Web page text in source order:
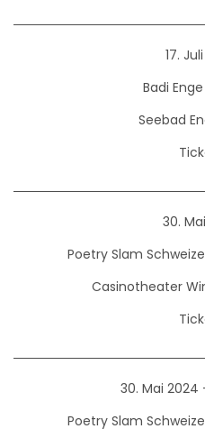
17.
Badi
Seebad
30.
Poetry Slam
Casinotheater
30. Mai 2024
Poetry Slam